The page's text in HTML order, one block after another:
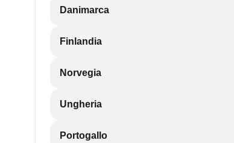
Danimarca
Finlandia
Norvegia
Ungheria
Portogallo